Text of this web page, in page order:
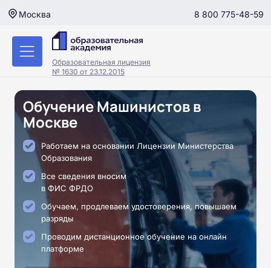
Москва 8 800 775-48-59
Образовательная лицензия
№ 1630 от 23.12.2015
Обучение Машинистов в
Москве
Работаем на основании Лицензии Министерства
Образования
Все сведения вносим
в ФИС ФРДО
Обучаем, продлеваем удостоверения, повышаем
разряды
Проводим дистанционное обучение на онлайн
платформе